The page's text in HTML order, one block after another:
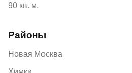
90 кв. м.
Районы
Новая Москва